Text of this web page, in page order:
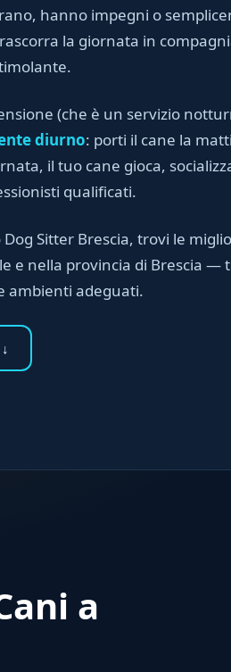
hanno impegni o
la giornata in
(che è un servizio
diurno: porti il cane la
il tuo cane gioca,
qualificati.
Sitter Brescia, trovi le
e nella provincia di Brescia —
ambienti adeguati.
a